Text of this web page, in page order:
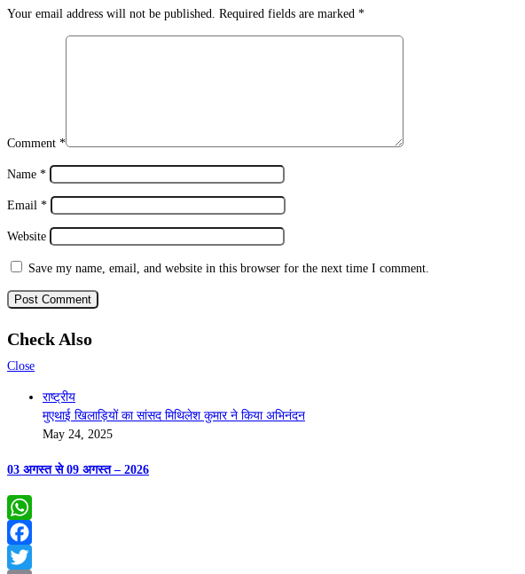
Your email address will not be published. Required fields are marked *
Comment *
Name *
Email *
Website
Save my name, email, and website in this browser for the next time I comment.
Check Also
Close
राष्ट्रीय
मुएथाई खिलाड़ियों का सांसद मिथिलेश कुमार ने किया अभिनंदन
May 24, 2025
03 अगस्त से 09 अगस्त – 2026
WhatsApp
Facebook